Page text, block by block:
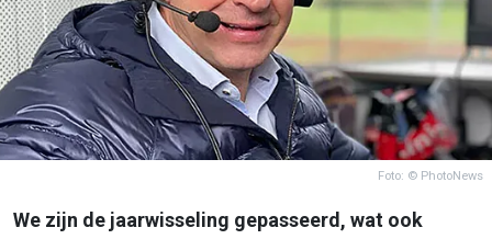
Foto: © PhotoNews
We zijn de jaarwisseling gepasseerd, wat ook